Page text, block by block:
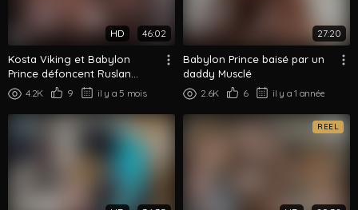
HD 46:02
Kosta Viking et Babylon
Prince défoncent Ruslan
Angelo
4.2K 9 il y a 5 mois
27:20
Babylon Prince baisé par un
daddy Musclé
2.6K 6 il y a 1 année
REEL